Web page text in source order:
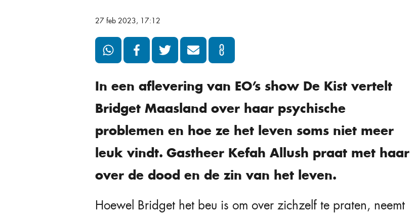
27 feb 2023, 17:12
In een aflevering van EO’s show De Kist vertelt
Bridget Maasland over haar psychische
problemen en hoe ze het leven soms niet meer
leuk vindt. Gastheer Kefah Allush praat met haar
over de dood en de zin van het leven.
Hoewel Bridget het beu is om over zichzelf te praten, neemt